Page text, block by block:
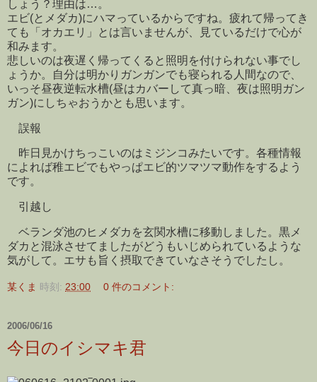
しょう？理由は…。
エビ(とメダカ)にハマっているからですね。疲れて帰ってき
ても「オカエリ」とは言いませんが、見ているだけで心が
和みます。
悲しいのは夜遅く帰ってくると照明を付けられない事でし
ょうか。自分は明かりガンガンでも寝られる人間なので、
いっそ昼夜逆転水槽(昼はカバーして真っ暗、夜は照明ガン
ガン)にしちゃおうかとも思います。
誤報
昨日見かけちっこいのはミジンコみたいです。各種情報
によれば稚エビでもやっぱエビ的ツマツマ動作をするよう
です。
引越し
ベランダ池のヒメダカを玄関水槽に移動しました。黒メ
ダカと混泳させてましたがどうもいじめられているような
気がして。エサも旨く摂取できていなさそうでしたし。
某くま 時刻: 23:00 0 件のコメント:
2006/06/16
今日のイシマキ君